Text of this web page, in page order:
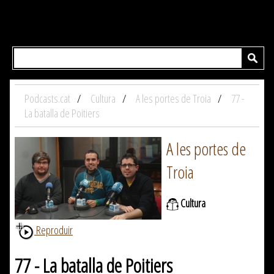
Podcasts.cat Cultura A les portes de Troia
77 -
La batalla de Poitiers
A les portes de
Troia
Cultura
Reproduir
77 - La batalla de Poitiers